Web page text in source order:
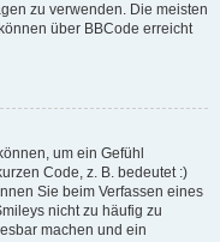
zu verwenden. Die meisten
über BBCode erreicht
um ein Gefühl
Code, z. B. bedeutet :)
Sie beim Verfassen eines
nicht zu häufig zu
machen und ein